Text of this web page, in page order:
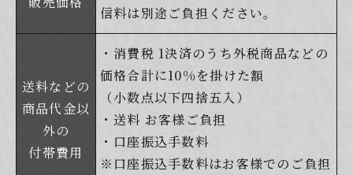
信料は別途ご負担ください。
送料などの
商品代金以
外の
付帯費用
・消費税 1決済のうち外税商品などの
価格合計に10%を掛けた額
（小数点以下四捨五入）
・送料 お客様ご負担
・口座振込手数料
※口座振込手数料はお客様でのご負担